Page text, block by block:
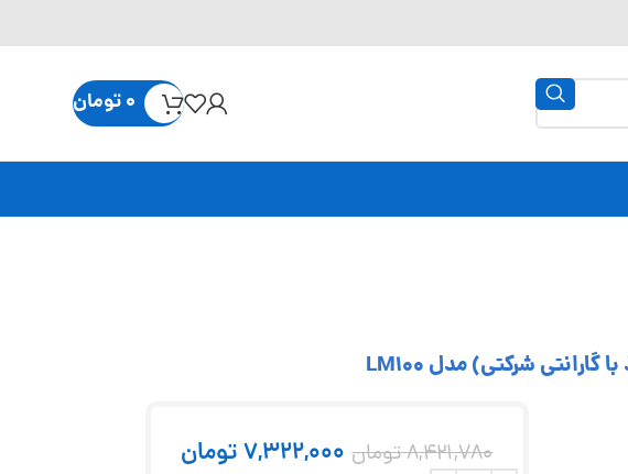
0تومان
8,421,780تومان 7,322,000تومان